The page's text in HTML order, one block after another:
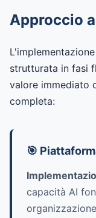
Approccio
strutturata in fasi
valore immediato
completa:
🎯
capacità AI